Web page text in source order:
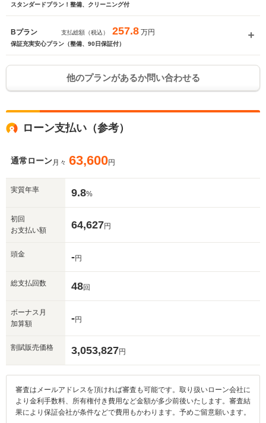
スタンダードプラン！整備、クリーニング付
Bプラン 支払総額（税込） 257.8 万円
保証充実安心プラン（整備、90日保証付）
他のプランがあるか問い合わせる
ローン支払い（参考）
通常ローン月々 63,600円
実質年率 9.8%
初回
お支払い額
64,627円
頭金 -円
総支払回数 48回
ボーナス月
加算額
-円
割賦販売価格 3,053,827円
審査はメールアドレスを頂ければ審査も可能です。取り扱いローン会社に
より金利手数料、所有権付き費用など金額が多少前後いたします。審査結
果により保証会社が条件などで費用もかわります。予めご留意願います。
入力途中の情報を保存しますか？